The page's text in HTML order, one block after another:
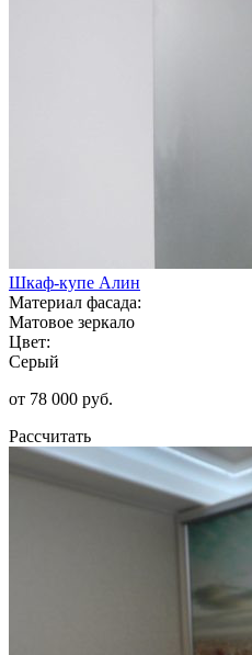
Шкаф-купе Алин
Материал фасада:
Матовое зеркало
Цвет:
Серый
от 78 000 руб.
Рассчитать